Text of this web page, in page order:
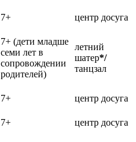
7+ центр досуга
7+ (дети младше
семи лет в
сопровождении
родителей)
летний
шатер*/
танцзал
7+ центр досуга
7+ центр досуга